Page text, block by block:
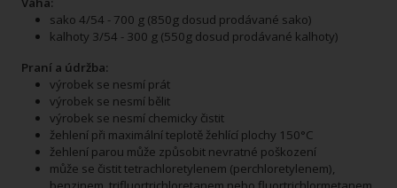
sako 4/54 - 700 g (850g dosud prodávané sako)
kalhoty 3/54 - 300 g (550g dosud prodávané kalhoty)
Praní a údržba:
výrobek se nesmí prát
výrobek se nesmí bělit
výrobek se nesmí chemicky čistit
žehlení při maximální teplotě žehlící plochy 150°C
žehlení parou může způsobit nevratné poškození
může se čistit tetrachloretylenem (perchloretylenem),